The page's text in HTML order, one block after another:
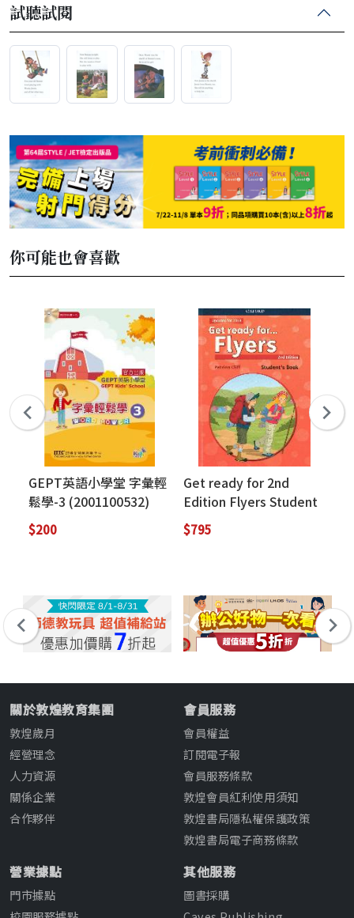
試聽試閱
你可能也會喜歡
GEPT英語小學堂 字彙輕
鬆學-3 (2001100532)
(Qrcode版)
$200
Get ready for 2nd
Edition Flyers Student
Book (with Audio
Download access code)
$795
關於敦煌教育集團
敦煌歲月
經營理念
人力資源
關係企業
合作夥伴
會員服務
會員權益
訂閱電子報
會員服務條款
敦煌會員紅利使用須知
敦煌書局隱私權保護政策
敦煌書局電子商務條款
營業據點
門市據點
其他服務
圖書採購